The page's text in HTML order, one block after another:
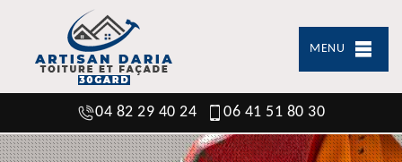
MENU
04 82 29 40 24 06 41 51 80 30